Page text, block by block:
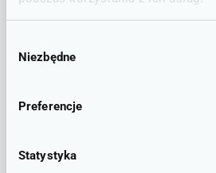
zgody
Niezbędne
Preferencje
Statystyka